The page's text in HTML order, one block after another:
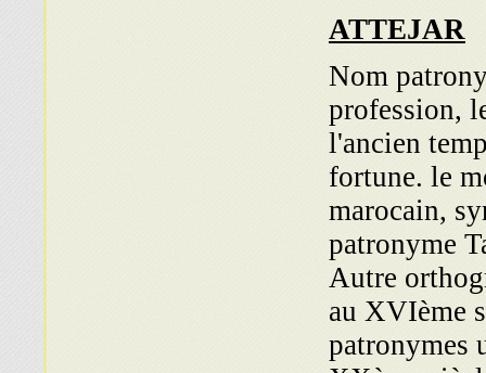
ATTEJAR
Nom
profession,
l'ancien
fortune. le
marocain,
patronyme
Autre
au XVIème
patronymes